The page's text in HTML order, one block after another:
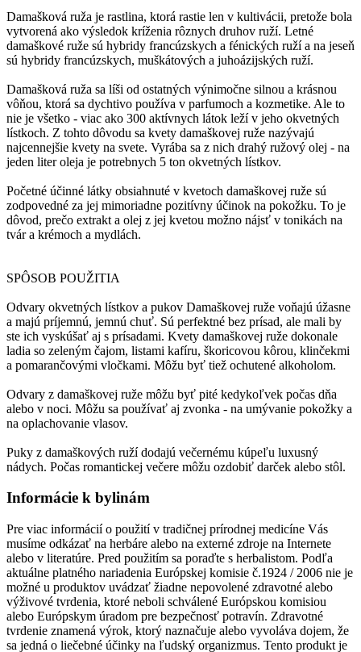
Damašková ruža je rastlina, ktorá rastie len v kultivácii, pretože bola
vytvorená ako výsledok kríženia rôznych druhov ruží. Letné
damaškové ruže sú hybridy francúzskych a fénických ruží a na jeseň
sú hybridy francúzskych, muškátových a juhoázijských ruží.
Damašková ruža sa líši od ostatných výnimočne silnou a krásnou
vôňou, ktorá sa dychtivo používa v parfumoch a kozmetike. Ale to
nie je všetko - viac ako 300 aktívnych látok leží v jeho okvetných
lístkoch. Z tohto dôvodu sa kvety damaškovej ruže nazývajú
najcennejšie kvety na svete. Vyrába sa z nich drahý ružový olej - na
jeden liter oleja je potrebnych 5 ton okvetných lístkov.
Početné účinné látky obsiahnuté v kvetoch damaškovej ruže sú
zodpovedné za jej mimoriadne pozitívny účinok na pokožku. To je
dôvod, prečo extrakt a olej z jej kvetou možno nájsť v tonikách na
tvár a krémoch a mydlách.
SPÔSOB POUŽITIA
Odvary okvetných lístkov a pukov Damaškovej ruže voňajú úžasne
a majú príjemnú, jemnú chuť. Sú perfektné bez prísad, ale mali by
ste ich vyskúšať aj s prísadami. Kvety damaškovej ruže dokonale
ladia so zeleným čajom, listami kafíru, škoricovou kôrou, klinčekmi
a pomarančovými vločkami. Môžu byť tiež ochutené alkoholom.
Odvary z damaškovej ruže môžu byť pité kedykoľvek počas dňa
alebo v noci. Môžu sa používať aj zvonka - na umývanie pokožky a
na oplachovanie vlasov.
Puky z damaškových ruží dodajú večernému kúpeľu luxusný
nádych. Počas romantickej večere môžu ozdobiť darček alebo stôl.
Informácie k bylinám
Pre viac informácií o použití v tradičnej prírodnej medicíne Vás
musíme odkázať na herbáre alebo na externé zdroje na Internete
alebo v literatúre. Pred použitím sa poraďte s herbalistom. Podľa
aktuálne platného nariadenia Európskej komisie č.1924 / 2006 nie je
možné u produktov uvádzať žiadne nepovolené zdravotné alebo
výživové tvrdenia, ktoré neboli schválené Európskou komisiou
alebo Európskym úradom pre bezpečnosť potravín. Zdravotné
tvrdenie znamená výrok, ktorý naznačuje alebo vyvoláva dojem, že
sa jedná o liečebné účinky na ľudský organizmus. Tento produkt je